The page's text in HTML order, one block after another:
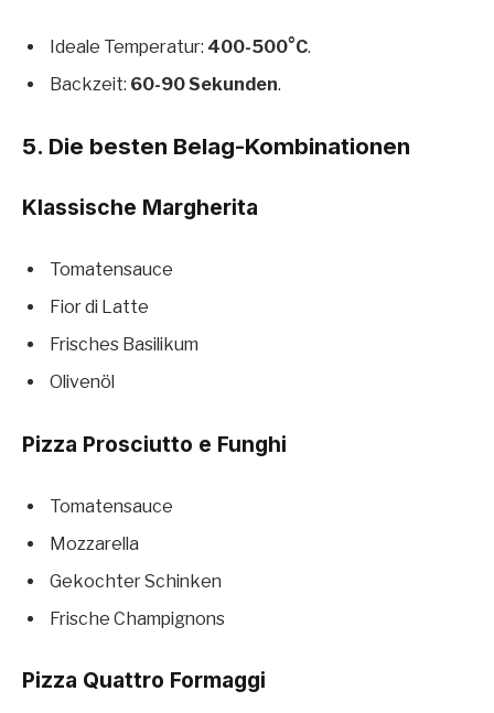
Ideale Temperatur: 400-500°C.
Backzeit: 60-90 Sekunden.
5. Die besten Belag-Kombinationen
Klassische Margherita
Tomatensauce
Fior di Latte
Frisches Basilikum
Olivenöl
Pizza Prosciutto e Funghi
Tomatensauce
Mozzarella
Gekochter Schinken
Frische Champignons
Pizza Quattro Formaggi